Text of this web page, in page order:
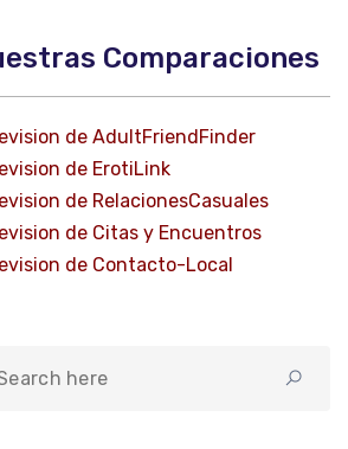
Comparaciones
de AdultFriendFinder
de ErotiLink
de RelacionesCasuales
de Citas y Encuentros
de Contacto-Local